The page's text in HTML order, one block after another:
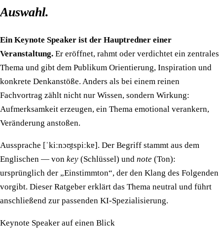
Auswahl.
Ein Keynote Speaker ist der Hauptredner einer
Veranstaltung. Er eröffnet, rahmt oder verdichtet ein zentrales
Thema und gibt dem Publikum Orientierung, Inspiration und
konkrete Denkanstöße. Anders als bei einem reinen
Fachvortrag zählt nicht nur Wissen, sondern Wirkung:
Aufmerksamkeit erzeugen, ein Thema emotional verankern,
Veränderung anstoßen.
Aussprache [ˈkiːnɔʊ̯tspiːkɐ] . Der Begriff stammt aus dem
Englischen — von key (Schlüssel) und note (Ton):
ursprünglich der „Einstimmton“, der den Klang des Folgenden
vorgibt. Dieser Ratgeber erklärt das Thema neutral und führt
anschließend zur passenden KI-Spezialisierung.
Keynote Speaker auf einen Blick